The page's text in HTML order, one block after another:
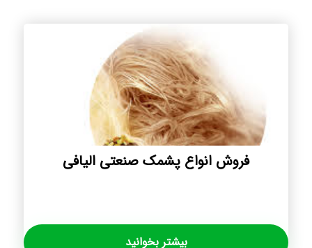
فروش انواع پشمک صنعتی الیافی
بیشتر بخوانید